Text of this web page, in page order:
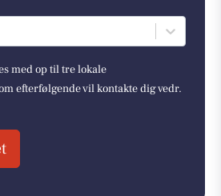
med op til tre lokale
efterfølgende vil kontakte dig vedr.